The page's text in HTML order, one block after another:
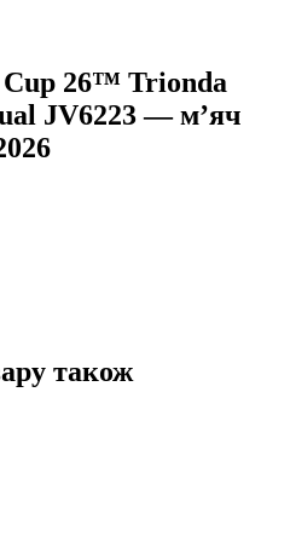
26™ Trionda
JV6223 — м’яч
також